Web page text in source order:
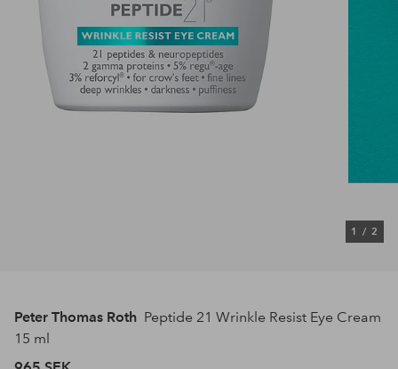
1 / 2
Peter Thomas Roth Peptide 21 Wrinkle Resist Eye Cream
15 ml